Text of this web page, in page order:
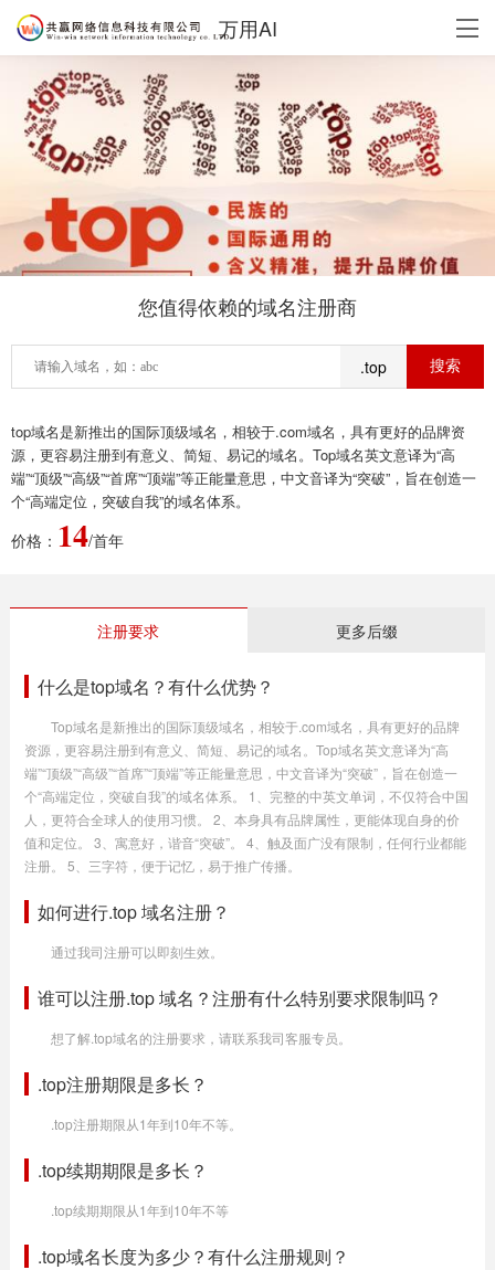
万用AI
您值得依赖的域名注册商
.top
top域名是新推出的国际顶级域名，相较于.com域名，具有更好的品牌资
源，更容易注册到有意义、简短、易记的域名。Top域名英文意译为“高
端”“顶级”“高级”“首席”“顶端”等正能量意思，中文音译为“突破”，旨在创造一
个“高端定位，突破自我”的域名体系。
价格： 14/首年
注册要求 更多后缀
什么是top域名？有什么优势？
Top域名是新推出的国际顶级域名，相较于.com域名，具有更好的品牌
资源，更容易注册到有意义、简短、易记的域名。Top域名英文意译为“高
端”“顶级”“高级”“首席”“顶端”等正能量意思，中文音译为“突破”，旨在创造一
个“高端定位，突破自我”的域名体系。 1、完整的中英文单词，不仅符合中国
人，更符合全球人的使用习惯。 2、本身具有品牌属性，更能体现自身的价
值和定位。 3、寓意好，谐音“突破”。 4、触及面广没有限制，任何行业都能
注册。 5、三字符，便于记忆，易于推广传播。
如何进行.top 域名注册？
通过我司注册可以即刻生效。
谁可以注册.top 域名？注册有什么特别要求限制吗？
想了解.top域名的注册要求，请联系我司客服专员。
.top注册期限是多长？
.top注册期限从1年到10年不等。
.top续期期限是多长？
.top续期期限从1年到10年不等
.top域名长度为多少？有什么注册规则？